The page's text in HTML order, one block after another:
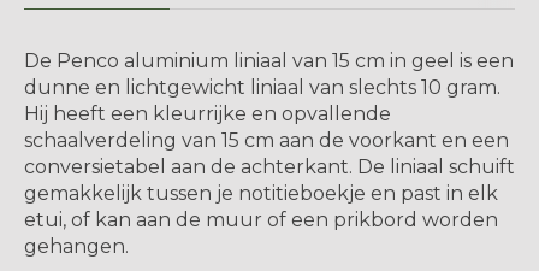
De Penco aluminium liniaal van 15 cm in geel is een
dunne en lichtgewicht liniaal van slechts 10 gram.
Hij heeft een kleurrijke en opvallende
schaalverdeling van 15 cm aan de voorkant en een
conversietabel aan de achterkant. De liniaal schuift
gemakkelijk tussen je notitieboekje en past in elk
etui, of kan aan de muur of een prikbord worden
gehangen.